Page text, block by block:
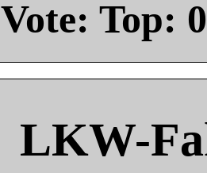
Vote: Top: 0
LKW-